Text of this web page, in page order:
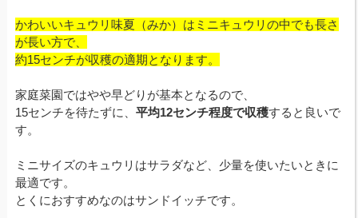
かわいいキュウリ味夏（みか）はミニキュウリの中でも長さ
が長い方で、
約15センチが収穫の適期となります。
家庭菜園ではやや早どりが基本となるので、
15センチを待たずに、 平均12センチ程度で収穫すると良いで
す。
ミニサイズのキュウリはサラダなど、少量を使いたいときに
最適です。
とくにおすすめなのはサンドイッチです。